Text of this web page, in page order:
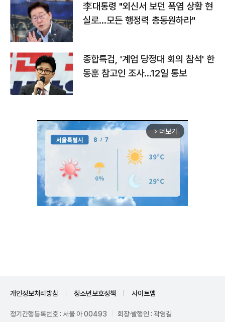
李대통령 "외신서 보던 폭염 상황 현
실로…모든 행정력 총동원하라"
종합특검, '계엄 당정대 회의 참석' 한
동훈 참고인 조사...12일 통보
arrow_forward_ios 더보기
개인정보처리방침 청소년보호정책 사이트맵
정기간행등록번호 : 서울 아 00493 회장·발행인 : 곽영길